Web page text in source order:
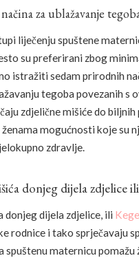
za ublažavanje
liječenju spuštene
su preferirani zbog
istražiti sedam prirodnih
tegoba povezanih s
zdjelične mišiće do
mogućnosti koje su
zdravlje.
donjeg dijela zdjelice
donjeg dijela zdjelice, ili
rodnice i tako sprječavaju
spuštenu maternicu pomažu